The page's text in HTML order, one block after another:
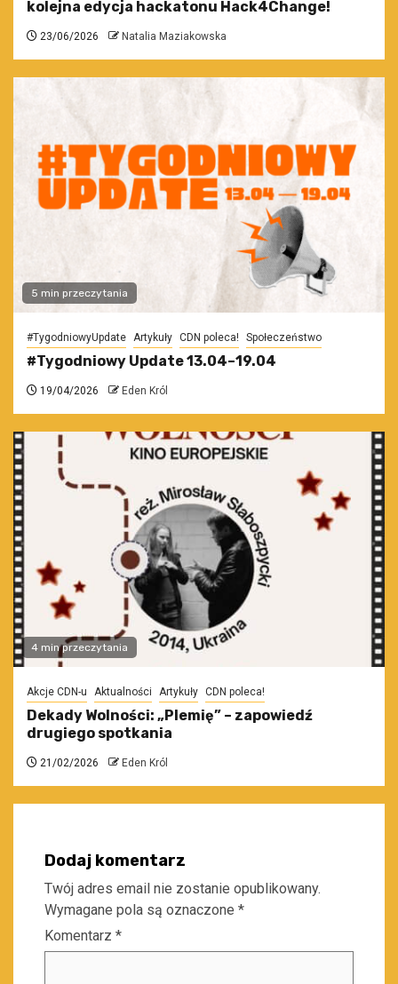
kolejna edycja hackatonu Hack4Change!
23/06/2026 Natalia Maziakowska
5 min przeczytania
#TygodniowyUpdate Artykuły CDN poleca! Społeczeństwo
#Tygodniowy Update 13.04–19.04
19/04/2026 Eden Król
4 min przeczytania
Akcje CDN-u Aktualności Artykuły CDN poleca!
Dekady Wolności: „Plemię” – zapowiedź
drugiego spotkania
21/02/2026 Eden Król
Dodaj komentarz
Twój adres email nie zostanie opublikowany.
Wymagane pola są oznaczone *
Komentarz *